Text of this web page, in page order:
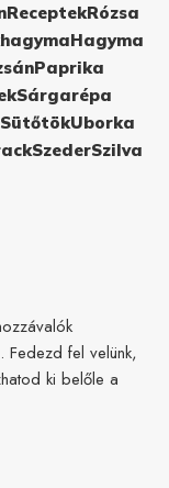
ReceptekRózsa
Hagyma
Paprika
Sárgarépa
SütőtökUborka
SzederSzilva
Fedezd fel velünk,
ki belőle a